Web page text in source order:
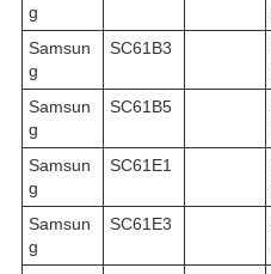
g
Samsun
g
SC61B3
Samsun
g
SC61B5
Samsun
g
SC61E1
Samsun
g
SC61E3